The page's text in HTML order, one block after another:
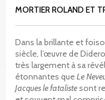
MORTIER ROLAND ET
Dans la brillante et
siècle, l’œuvre de
très largement à sa
étonnantes queLe
Jacques le fatalistesont